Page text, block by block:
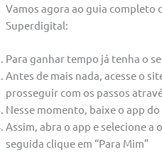
Vamos agora ao guia completo
Superdigital:
Para ganhar tempo já tenha o
Antes de mais nada, acesse o
prosseguir com os passos
Nesse momento, baixe o app
Assim, abra o app e selecione a
seguida clique em “Para Mim”